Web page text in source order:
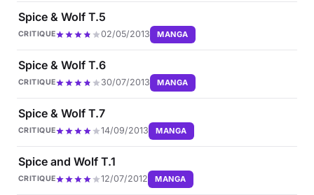
Spice & Wolf T.5
CRITIQUE 02/05/2013 MANGA
Spice & Wolf T.6
CRITIQUE 30/07/2013 MANGA
Spice & Wolf T.7
CRITIQUE 14/09/2013 MANGA
Spice and Wolf T.1
CRITIQUE 12/07/2012 MANGA